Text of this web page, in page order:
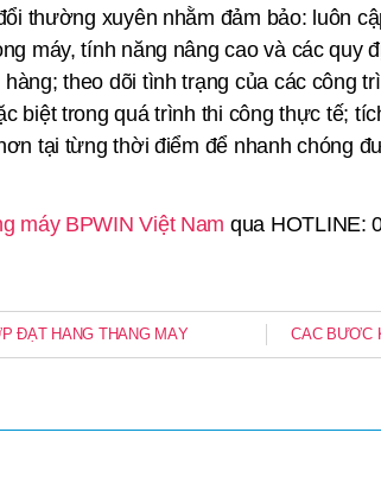
thường xuyên nhằm đảm bảo: luôn
máy, tính năng nâng cao và các quy
theo dõi tình trạng của các công
biệt trong quá trình thi công thực tế;
tại từng thời điểm để nhanh chóng
máy BPWIN Việt Nam qua HOTLINE:
ĐẶT HÀNG THANG MÁY CÁC BƯỚC